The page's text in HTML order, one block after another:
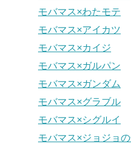
モバマス×わたモテ
モバマス×アイカツ
モバマス×カイジ
モバマス×ガルパン
モバマス×ガンダム
モバマス×グラブル
モバマス×シグルイ
モバマス×ジョジョ